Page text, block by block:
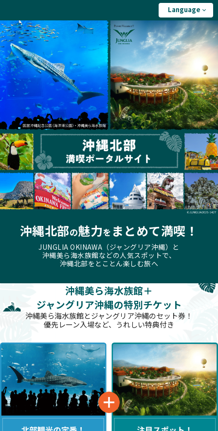
Language
沖縄北部の魅力を まとめて満喫！
JUNGLIA OKINAWA（ジャングリア沖縄）と
沖縄美ら海水族館などの人気スポットで、
沖縄北部をとことん楽しむ旅へ
沖縄美ら海水族館＋
ジャングリア沖縄の特別チケット
沖縄美ら海水族館とジャングリア沖縄のセット券！
優先レーン入場など、うれしい特典付き